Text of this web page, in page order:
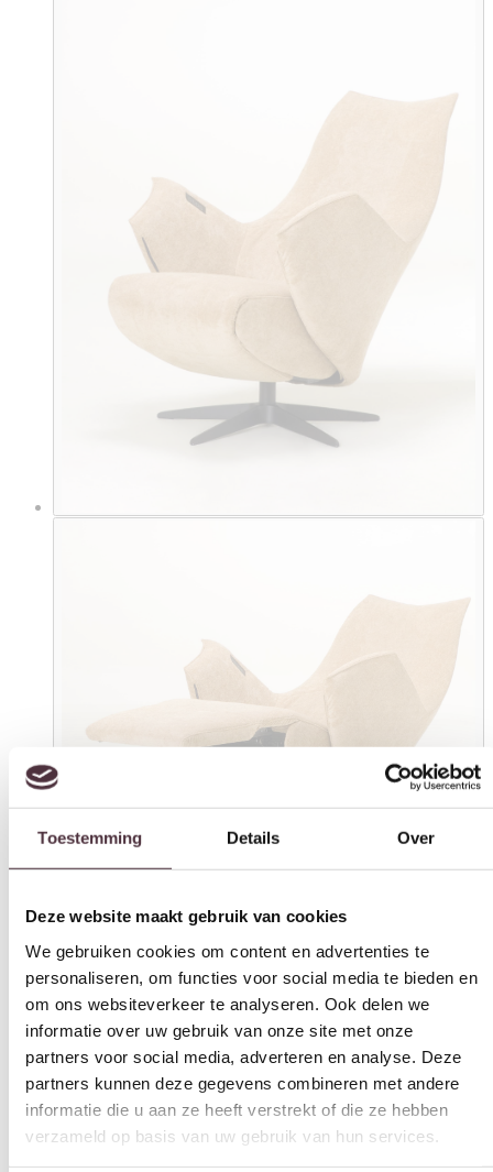
Toestemming Details Over
Deze website maakt gebruik van cookies
We gebruiken cookies om content en advertenties te
personaliseren, om functies voor social media te bieden en
om ons websiteverkeer te analyseren. Ook delen we
informatie over uw gebruik van onze site met onze
partners voor social media, adverteren en analyse. Deze
partners kunnen deze gegevens combineren met andere
informatie die u aan ze heeft verstrekt of die ze hebben
verzameld op basis van uw gebruik van hun services.